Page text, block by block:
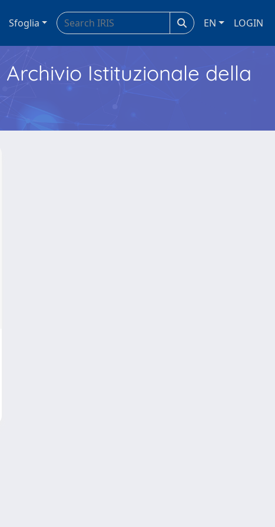
Sfoglia EN LOGIN
Archivio Istituzionale della